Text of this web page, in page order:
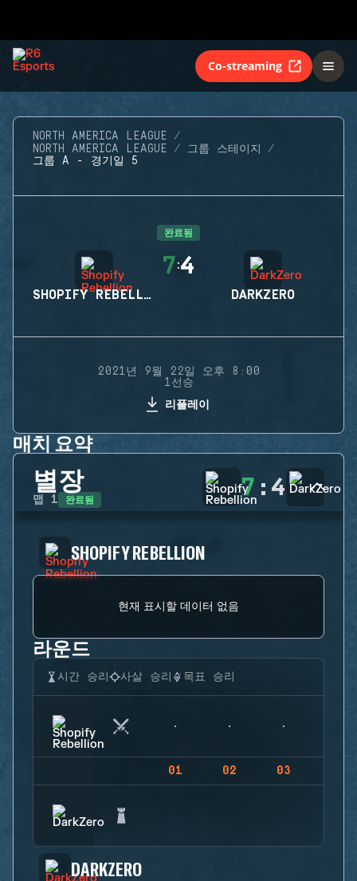
Co-streaming
NORTH AMERICA LEAGUE
NORTH AMERICA LEAGUE
그룹 스테이지
그룹 A - 경기일 5
완료됨
SHOPIFY REBELLION
7:4
DARKZERO
2021년 9월 22일 오후 8:00
1선승
리플레이
매치 요약
별장
맵 1 완료됨 7 : 4
SHOPIFY REBELLION
현재 표시할 데이터 없음
라운드
시간 승리 사살 승리 목표 승리
01 02 03
DARKZERO